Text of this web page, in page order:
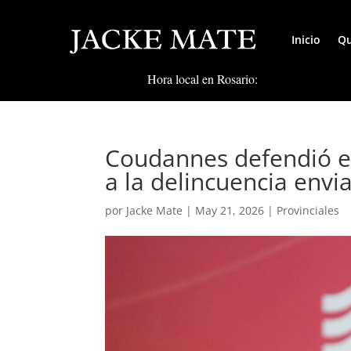
Inicio
Hora local en Rosario:
Coudannes defendió
a la delincuencia
por Jacke Mate | May 21, 2026 | Provinciales